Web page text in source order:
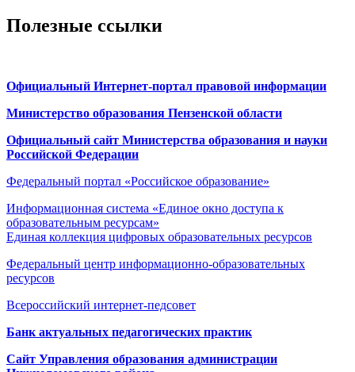
Полезные ссылки
Официальный Интернет-портал правовой информации
Министерство образования Пензенской области
Официальный сайт Министерства образования и науки
Российской Федерации
Федеральный портал «Российское образование»
Информационная система «Единое окно доступа к
образовательным ресурсам»
Единая коллекция цифровых образовательных ресурсов
Федеральный центр информационно-образовательных
ресурсов
Всероссийский интернет-педсовет
Банк актуальных педагогических практик
Сайт Управления образования администрации